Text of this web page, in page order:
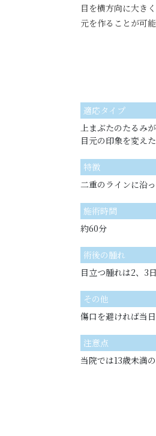
目を横方向に大き
元を作ることが可能
適応タイプ
上まぶたのたるみ
目元の印象を変えた
特徴
二重のラインに沿
施術時間
約60分
術後の腫れ
目立つ腫れは2、3
その他
傷口を避ければ当
注意点
当院では13歳未満